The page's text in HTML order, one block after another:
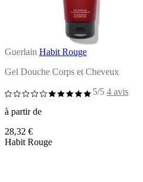
Guerlain Habit Rouge
Gel Douche Corps et Cheveux
5/5 4 avis
à partir de
28,32 €
Habit Rouge